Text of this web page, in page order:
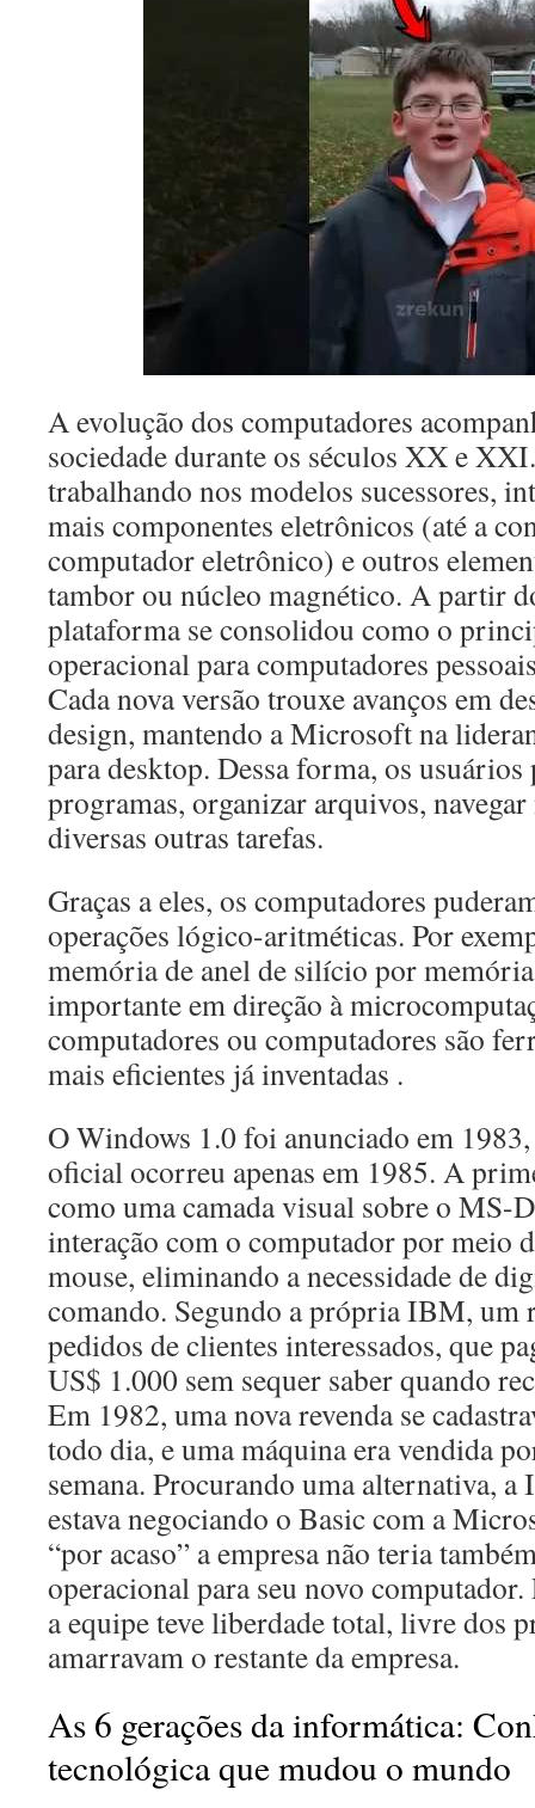
A evolução dos computadores
sociedade durante os séculos XX e
trabalhando nos modelos sucessores,
mais componentes eletrônicos (até a
computador eletrônico) e outros
tambor ou núcleo magnético. A partir
plataforma se consolidou como o
operacional para computadores
Cada nova versão trouxe avanços em
design, mantendo a Microsoft na
para desktop. Dessa forma, os usuários
programas, organizar arquivos,
diversas outras tarefas.
Graças a eles, os computadores
operações lógico-aritméticas. Por
memória de anel de silício por
importante em direção à
computadores ou computadores são
mais eficientes já inventadas .
O Windows 1.0 foi anunciado em
oficial ocorreu apenas em 1985. A
como uma camada visual sobre o MS-
interação com o computador por meio
mouse, eliminando a necessidade de
comando. Segundo a própria IBM, um
pedidos de clientes interessados, que
US$ 1.000 sem sequer saber quando
Em 1982, uma nova revenda se
todo dia, e uma máquina era vendida
semana. Procurando uma alternativa,
estava negociando o Basic com a
“por acaso” a empresa não teria
operacional para seu novo
a equipe teve liberdade total, livre dos
amarravam o restante da empresa.
As 6 gerações da informática:
tecnológica que mudou o mundo